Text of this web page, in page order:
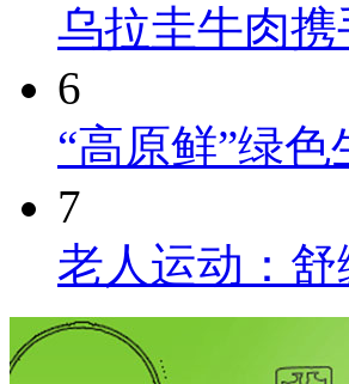
乌拉圭牛肉
6
“高原鲜”绿
7
老人运动：